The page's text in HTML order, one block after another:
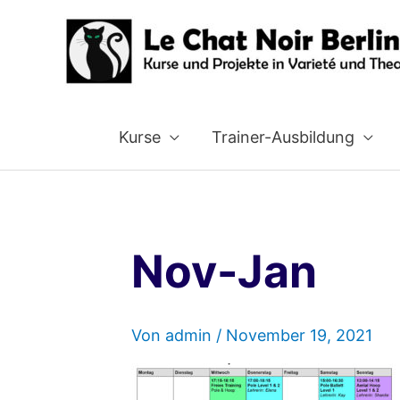
Kurse Trainer-Ausbildung
Nov-Jan
Von admin / November 19, 2021